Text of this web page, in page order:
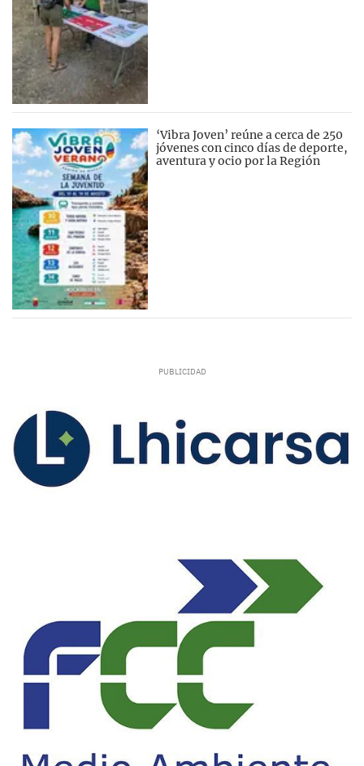
‘Vibra Joven’ reúne a cerca de 250
jóvenes con cinco días de deporte,
aventura y ocio por la Región